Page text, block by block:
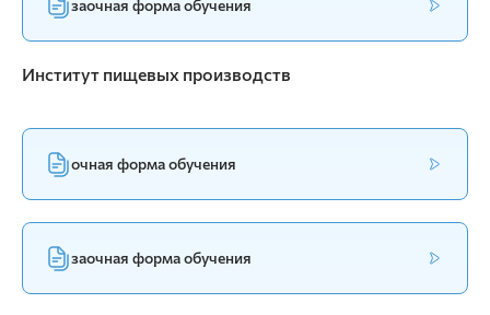
заочная форма обучения
Институт пищевых производств
очная форма обучения
заочная форма обучения